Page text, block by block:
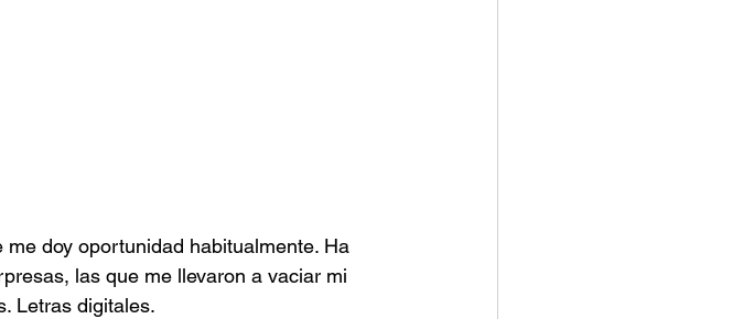
doy oportunidad habitualmente. Ha
las que me llevaron a vaciar mi
Letras digitales.